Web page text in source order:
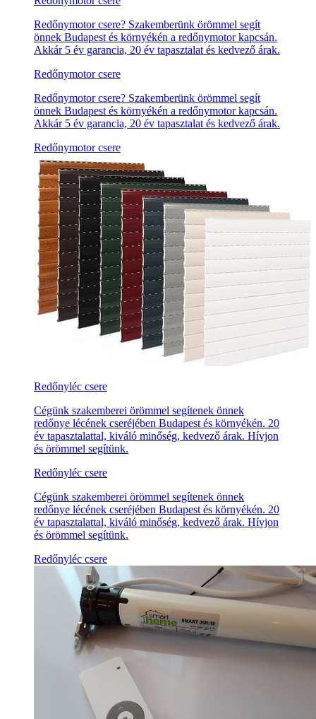
Redőnymotor csere? Szakemberünk örömmel segít
önnek Budapest és környékén a redőnymotor kapcsán.
Akkár 5 év garancia, 20 év tapasztalat és kedvező árak.
Redőnymotor csere
Redőnymotor csere? Szakemberünk örömmel segít
önnek Budapest és környékén a redőnymotor kapcsán.
Akkár 5 év garancia, 20 év tapasztalat és kedvező árak.
Redőnymotor csere
Redőnyléc csere
Cégünk szakemberei örömmel segítenek önnek
redőnye lécének cseréjében Budapest és környékén. 20
év tapasztalattal, kiváló minőség, kedvező árak. Hívjon
és örömmel segítünk.
Redőnyléc csere
Cégünk szakemberei örömmel segítenek önnek
redőnye lécének cseréjében Budapest és környékén. 20
év tapasztalattal, kiváló minőség, kedvező árak. Hívjon
és örömmel segítünk.
Redőnyléc csere